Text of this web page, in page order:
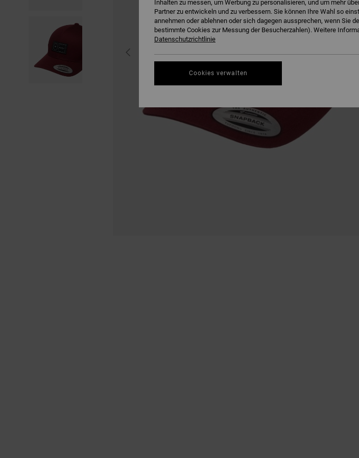
Inhalten zu messen, um Werbung zu personalisieren, und um mehr
Partner zu entwickeln und zu verbessern. Sie können Ihre Wahl so
annehmen oder ablehnen oder sich dagegen aussprechen, wenn Sie
bestimmte Cookies zur Messung der Besucherzahlen). Weitere
Datenschutzrichtlinie
Cookies verwalten